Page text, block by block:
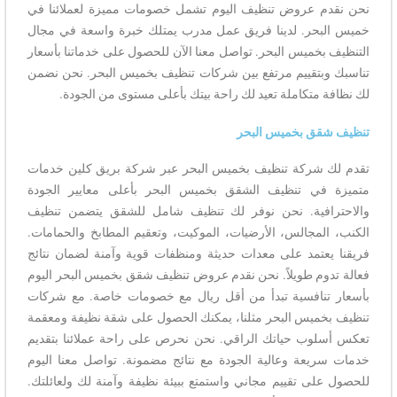
نحن نقدم عروض تنظيف اليوم تشمل خصومات مميزة لعملائنا في
خميس البحر. لدينا فريق عمل مدرب يمتلك خبرة واسعة في مجال
التنظيف بخميس البحر. تواصل معنا الآن للحصول على خدماتنا بأسعار
تناسبك وبتقييم مرتفع بين شركات تنظيف بخميس البحر. نحن نضمن
لك نظافة متكاملة تعيد لك راحة بيتك بأعلى مستوى من الجودة.
تنظيف شقق بخميس البحر
تقدم لك شركة تنظيف بخميس البحر عبر شركة بريق كلين خدمات
متميزة في تنظيف الشقق بخميس البحر بأعلى معايير الجودة
والاحترافية. نحن نوفر لك تنظيف شامل للشقق يتضمن تنظيف
الكنب، المجالس، الأرضيات، الموكيت، وتعقيم المطابخ والحمامات.
فريقنا يعتمد على معدات حديثة ومنظفات قوية وآمنة لضمان نتائج
فعالة تدوم طويلاً. نحن نقدم عروض تنظيف شقق بخميس البحر اليوم
بأسعار تنافسية تبدأ من أقل ريال مع خصومات خاصة. مع شركات
تنظيف بخميس البحر مثلنا، يمكنك الحصول على شقة نظيفة ومعقمة
تعكس أسلوب حياتك الراقي. نحن نحرص على راحة عملائنا بتقديم
خدمات سريعة وعالية الجودة مع نتائج مضمونة. تواصل معنا اليوم
للحصول على تقييم مجاني واستمتع ببيئة نظيفة وآمنة لك ولعائلتك.